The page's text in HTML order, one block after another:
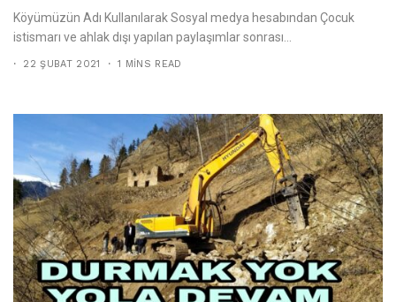
Köyümüzün Adı Kullanılarak Sosyal medya hesabından Çocuk
istismarı ve ahlak dışı yapılan paylaşımlar sonrası...
22 ŞUBAT 2021 1 MINS READ